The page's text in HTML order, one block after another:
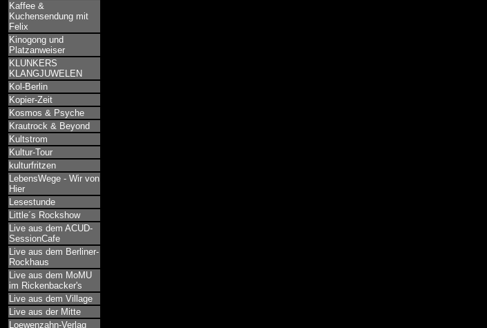
Kaffee &
Kuchensendung mit
Felix
Kinogong und
Platzanweiser
KLUNKERS
KLANGJUWELEN
Kol-Berlin
Kopier-Zeit
Kosmos & Psyche
Krautrock & Beyond
Kultstrom
Kultur-Tour
kulturfritzen
LebensWege - Wir von
Hier
Lesestunde
Little´s Rockshow
Live aus dem ACUD-
SessionCafe
Live aus dem Berliner-
Rockhaus
Live aus dem MoMU
im Rickenbacker's
Live aus dem Village
Live aus der Mitte
Loewenzahn-Verlag